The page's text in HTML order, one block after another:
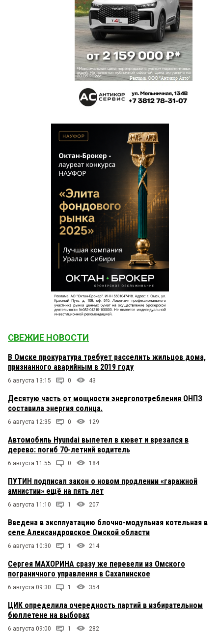
СВЕЖИЕ НОВОСТИ
В Омске прокуратура требует расселить жильцов дома,
признанного аварийным в 2019 году
6 августа 13:15 0 43
Десятую часть от мощности энергопотребления ОНПЗ
составила энергия солнца.
6 августа 12:35 0 129
Автомобиль Hyundai вылетел в кювет и врезался в
дерево: погиб 70-летний водитель
6 августа 11:55 0 184
ПУТИН подписал закон о новом продлении «гаражной
амнистии» ещё на пять лет
6 августа 11:10 1 207
Введена в эксплуатацию блочно-модульная котельная в
селе Александровское Омской области
6 августа 10:30 1 214
Сергея МАХОРИНА сразу же перевели из Омского
пограничного управления в Сахалинское
6 августа 09:30 1 354
ЦИК определила очередность партий в избирательном
бюллетене на выборах
6 августа 09:00 1 282